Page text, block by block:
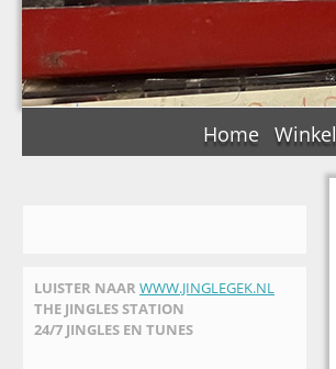
Home Winkel
LUISTER NAAR WWW.JINGLEGEK.NL
THE JINGLES STATION
24/7 JINGLES EN TUNES